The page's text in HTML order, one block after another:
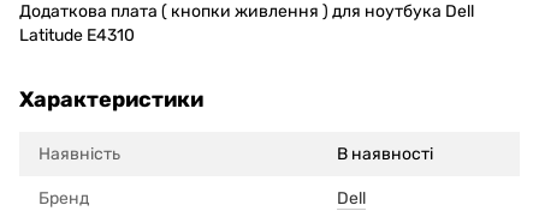
Додаткова плата ( кнопки живлення ) для ноутбука Dell
Latitude E4310
Характеристики
Наявність В наявності
Бренд Dell